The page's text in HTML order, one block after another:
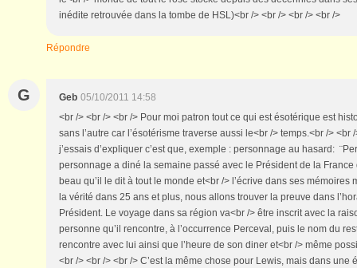
inédite retrouvée dans la tombe de HSL)<br /> <br /> <br /> <br />
Répondre
G Geb 05/10/2011 14:58
<br /> <br /> <br /> Pour moi patron tout ce qui est ésotérique est
sans l’autre car l’ésotérisme traverse aussi le<br /> temps.<br /> <br
j’essais d’expliquer c’est que, exemple : personnage au hasard:
personnage a diné la semaine passé avec le Président de la France
beau qu’il le dit à tout le monde et<br /> l’écrive dans ses mémoires
la vérité dans 25 ans et plus, nous allons trouver la preuve dans
Président. Le voyage dans sa région va<br /> être inscrit avec la
personne qu’il rencontre, à l’occurrence Perceval, puis le nom du
rencontre avec lui ainsi que l’heure de son diner et<br /> même
<br /> <br /> <br /> C’est la même chose pour Lewis, mais dans une